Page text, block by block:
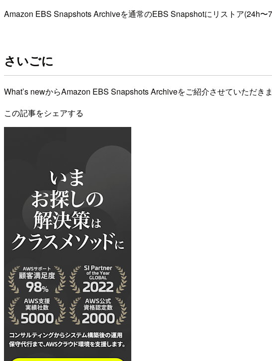
Amazon EBS Snapshots Archiveを通常のEBS Snapshotにリストア(24h
さいごに
What’s newからAmazon EBS Snapshots Archiveをご紹介させていただき
この記事をシェアする